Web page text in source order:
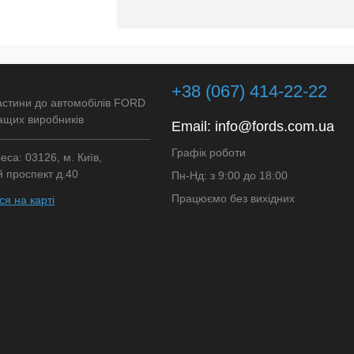
до автомобілів FORD
виробників
03126, м. Київ,
проспект д.40
на карті
+38 (067) 414-22-22
Email: info@fords.com.ua
Графік роботи
Пн-Нд: з 9:00 до 18:00
Працюємо без вихідних